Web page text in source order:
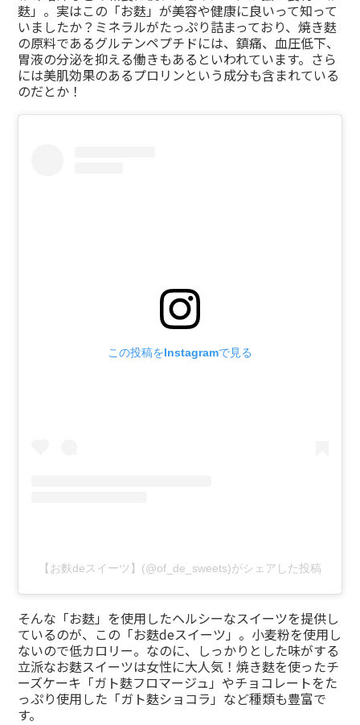
麩」。実はこの「お麩」が美容や健康に良いって知って
いましたか？ミネラルがたっぷり詰まっており、焼き麩
の原料であるグルテンペプチドには、鎮痛、血圧低下、
胃液の分泌を抑える働きもあるといわれています。さら
には美肌効果のあるプロリンという成分も含まれている
のだとか！
この投稿をInstagramで見る
【お麩deスイーツ】(@of_de_sweets)がシェアした投稿
そんな「お麩」を使用したヘルシーなスイーツを提供し
ているのが、この「お麩deスイーツ」。小麦粉を使用し
ないので低カロリー。なのに、しっかりとした味がする
立派なお麩スイーツは女性に大人気！焼き麩を使ったチ
ーズケーキ「ガト麩フロマージュ」やチョコレートをた
っぷり使用した「ガト麩ショコラ」など種類も豊富で
す。